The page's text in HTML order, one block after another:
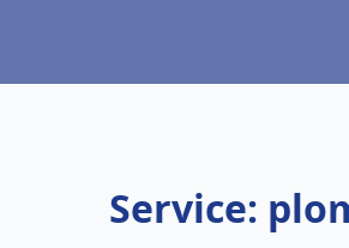
Service: